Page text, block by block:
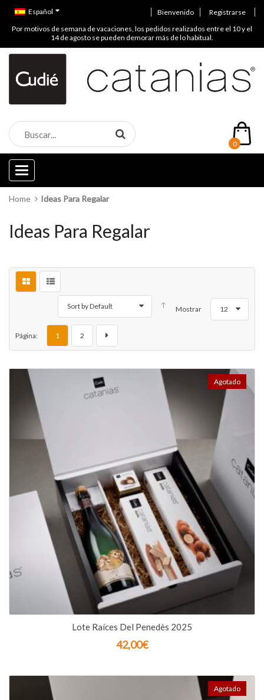
Bienvenido Registrarse
Español
Por motivos de semana de vacaciones, los pedidos realizados entre el 10 y el
14 de agosto se pueden demorar más de lo habitual.
0
Categories
Home Ideas Para Regalar
Ideas Para Regalar
Sort by Default Mostrar 12
Página: 1 2
Lote Raíces Del Penedès 2025
42,00€
Agotado
Agotado